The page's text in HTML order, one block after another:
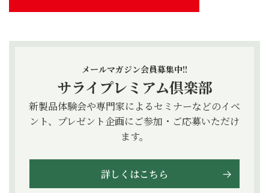
メールマガジン会員募集中!!
サライプレミアム倶楽部
新製品体験会や専門家によるセミナーなどのイベ
ント、プレゼント企画にご参加・ご応募いただけ
ます。
詳しくはこちら